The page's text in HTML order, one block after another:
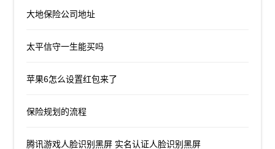
大地保险公司地址
太平信守一生能买吗
苹果6怎么设置红包来了
保险规划的流程
腾讯游戏人脸识别黑屏 实名认证人脸识别黑屏